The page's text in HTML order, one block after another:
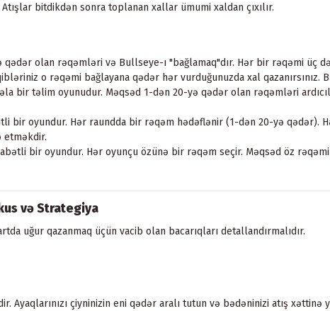
bitdikdən sonra toplanan xallar ümumi xaldan çıxılır.
qədər olan rəqəmləri və Bullseye-ı "bağlamaq"dır. Hər bir rəqəmi üç
o rəqəmi bağlayana qədər hər vurduğunuzda xal
bir təlim oyunudur. Məqsəd 1-dən 20-yə qədər olan rəqəmləri
bir oyundur. Hər raundda bir rəqəm hədəflənir (1-dən 20-yə
etməkdir.
bir oyundur. Hər oyunçu özünə bir rəqəm seçir. Məqsəd öz
və Strategiya
uğur qazanmaq üçün vacib olan bacarıqları detallandırmalıdır.
Ayaqlarınızı çiyninizin eni qədər aralı tutun və bədəninizi atış xəttinə